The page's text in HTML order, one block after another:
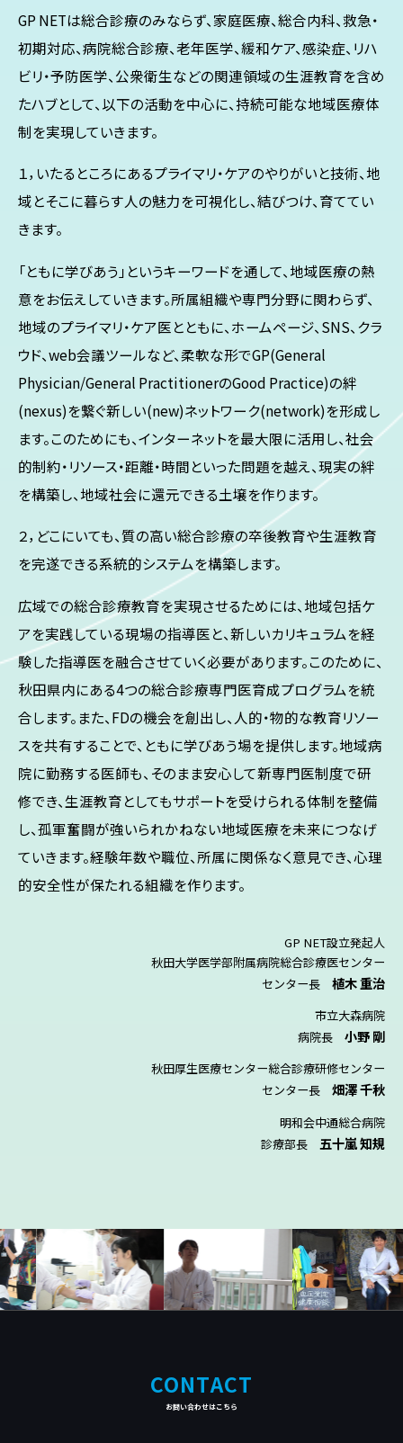
GP NETは総合診療のみならず、家庭医療、総合内科、救急・
初期対応、病院総合診療、老年医学、緩和ケア、感染症、リハ
ビリ・予防医学、公衆衛生などの関連領域の生涯教育を含め
たハブとして、以下の活動を中心に、持続可能な地域医療体
制を実現していきます。
１，いたるところにあるプライマリ・ケアのやりがいと技術、地
域とそこに暮らす人の魅力を可視化し、結びつけ、育ててい
きます。
「ともに学びあう」というキーワードを通して、地域医療の熱
意をお伝えしていきます。所属組織や専門分野に関わらず、
地域のプライマリ・ケア医とともに、ホームページ、SNS、クラ
ウド、web会議ツールなど、柔軟な形でGP(General
Physician/General PractitionerのGood Practice)の絆
(nexus)を繋ぐ新しい(new)ネットワーク(network)を形成し
ます。このためにも、インターネットを最大限に活用し、社会
的制約・リソース・距離・時間といった問題を越え、現実の絆
を構築し、地域社会に還元できる土壌を作ります。
２，どこにいても、質の高い総合診療の卒後教育や生涯教育
を完遂できる系統的システムを構築します。
広域での総合診療教育を実現させるためには、地域包括ケ
アを実践している現場の指導医と、新しいカリキュラムを経
験した指導医を融合させていく必要があります。このために、
秋田県内にある4つの総合診療専門医育成プログラムを統
合します。また、FDの機会を創出し、人的・物的な教育リソー
スを共有することで、ともに学びあう場を提供します。地域病
院に勤務する医師も、そのまま安心して新専門医制度で研
修でき、生涯教育としてもサポートを受けられる体制を整備
し、孤軍奮闘が強いられかねない地域医療を未来につなげ
ていきます。経験年数や職位、所属に関係なく意見でき、心理
的安全性が保たれる組織を作ります。
GP NET設立発起人
秋田大学医学部附属病院総合診療医センター
センター長 植木 重治
市立大森病院
病院長 小野 剛
秋田厚生医療センター総合診療研修センター
センター長 畑澤 千秋
明和会中通総合病院
診療部長
五十嵐 知規
CONTACT
お問い合わせはこちら